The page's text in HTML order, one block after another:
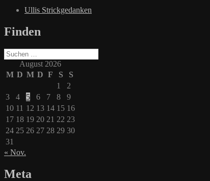
Ullis Strickgedanken
Finden
Suchen
nach:August 2026
M D M D F S
S
1
2
3
4 5 6 7 8
9
10 11 12 13 14 15 16
17 18 19 20 21 22 23
24 25 26 27 28 29 30
31
« Nov.
Meta